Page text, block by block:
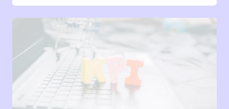
recrutez comme vous vendez. La bonne nouvelle ?
Tout ça se corrige facilement. Avec Jobloom, les PME
peuvent digitaliser leur recrutement sans perdre leur
authenticité et sans se ruiner. Vous avez envie de voir
comment ça marche ?
Éviter les process éclatés grâce à une base
centralisée. Automatiser les tâches répétitives pour
gagner du temps. Diffuser efficacement vos offres
d’emploi. Améliorer la collaboration interne autour du
recrutement. Pourquoi digitaliser son recrutement ?
Tout est devenu digital. On achète en quelques clics